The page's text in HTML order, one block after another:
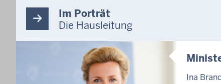
Im Porträt
Die Hausleitung
Ina